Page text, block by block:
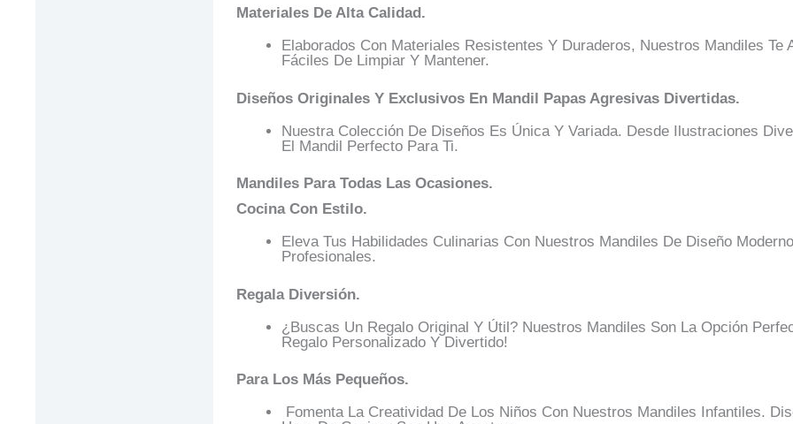
Materiales De Alta Calidad.
Elaborados Con Materiales Resistentes Y Duraderos, Nuestros Mandiles Te
Fáciles De Limpiar Y Mantener.
Diseños Originales Y Exclusivos En Mandil Papas Agresivas Divertidas.
Nuestra Colección De Diseños Es Única Y Variada. Desde Ilustraciones
El Mandil Perfecto Para Ti.
Mandiles Para Todas Las Ocasiones.
Cocina Con Estilo.
Eleva Tus Habilidades Culinarias Con Nuestros Mandiles De Diseño
Profesionales.
Regala Diversión.
¿Buscas Un Regalo Original Y Útil? Nuestros Mandiles Son La Opción
Regalo Personalizado Y Divertido!
Para Los Más Pequeños.
Fomenta La Creatividad De Los Niños Con Nuestros Mandiles Infantiles.